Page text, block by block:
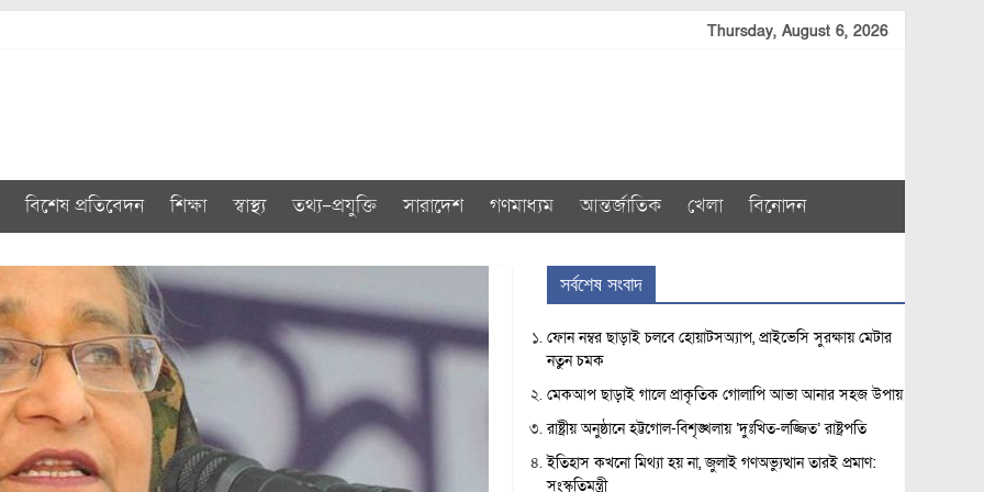
Thursday, August 6, 2026
বিশেষ প্রতিবেদন শিক্ষা স্বাস্থ্য তথ্য-প্রযুক্তি সারাদেশ গণমাধ্যম আন্তর্জাতিক খেলা বিনোদন
সর্বশেষ সংবাদ
ফোন নম্বর ছাড়াই চলবে হোয়াটসঅ্যাপ, প্রাইভেসি সুরক্ষায় মেটার
নতুন চমক
মেকআপ ছাড়াই গালে প্রাকৃতিক গোলাপি আভা আনার সহজ উপায়
রাষ্ট্রীয় অনুষ্ঠানে হট্টগোল-বিশৃঙ্খলায় ‘দুঃখিত-লজ্জিত’ রাষ্ট্রপতি
ইতিহাস কখনো মিথ্যা হয় না, জুলাই গণঅভ্যুত্থান তারই প্রমাণ:
সংস্কৃতিমন্ত্রী